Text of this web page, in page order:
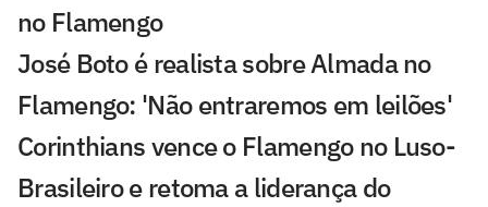
no Flamengo
José Boto é realista sobre Almada no
Flamengo: 'Não entraremos em leilões'
Corinthians vence o Flamengo no Luso-
Brasileiro e retoma a liderança do